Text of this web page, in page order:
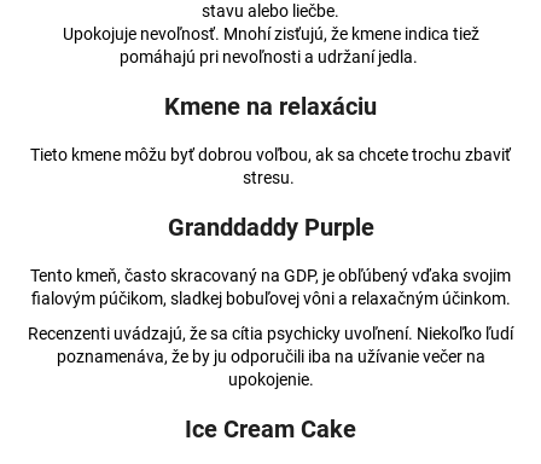
stavu alebo liečbe.
Upokojuje nevoľnosť. Mnohí zisťujú, že kmene indica tiež
pomáhajú pri nevoľnosti a udržaní jedla.
Kmene na relaxáciu
Tieto kmene môžu byť dobrou voľbou, ak sa chcete trochu zbaviť
stresu.
Granddaddy Purple
Tento kmeň, často skracovaný na GDP, je obľúbený vďaka svojim
fialovým púčikom, sladkej bobuľovej vôni a relaxačným účinkom.
Recenzenti uvádzajú, že sa cítia psychicky uvoľnení. Niekoľko ľudí
poznamenáva, že by ju odporučili iba na užívanie večer na
upokojenie.
Ice Cream Cake
m
MASŤ
MANGOVÁ
UPOKOJUJÚCA
€15,37